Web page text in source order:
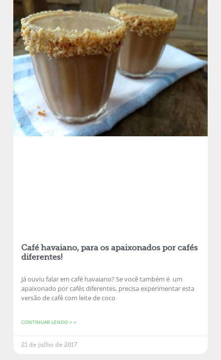
Café havaiano, para os apaixonados por cafés
diferentes!
Já ouviu falar em café havaiano? Se você também é um
apaixonado por cafés diferentes, precisa experimentar esta
versão de café com leite de coco
CONTINUAR LENDO » »
21 de julho de 2017